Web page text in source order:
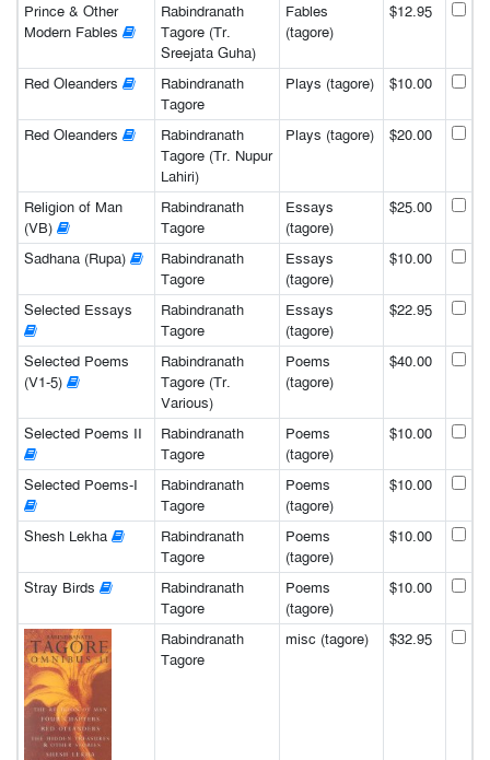
Prince & Other
Modern Fables
Rabindranath
Tagore (Tr.
Sreejata Guha)
Fables
(tagore)
$12.95
Red Oleanders
Rabindranath
Tagore
Plays (tagore) $10.00
Red Oleanders
Rabindranath
Tagore (Tr. Nupur
Lahiri)
Plays (tagore) $20.00
Religion of Man
(VB)
Rabindranath
Tagore
Essays
(tagore)
$25.00
Sadhana (Rupa)
Rabindranath
Tagore
Essays
(tagore)
$10.00
Selected Essays
Rabindranath
Tagore
Essays
(tagore)
$22.95
Selected Poems
(V1-5)
Rabindranath
Tagore (Tr.
Various)
Poems
(tagore)
$40.00
Selected Poems II
Rabindranath
Tagore
Poems
(tagore)
$10.00
Selected Poems-I
Rabindranath
Tagore
Poems
(tagore)
$10.00
Shesh Lekha
Rabindranath
Tagore
Poems
(tagore)
$10.00
Stray Birds
Rabindranath
Tagore
Poems
(tagore)
$10.00
Rabindranath
Tagore
misc (tagore) $32.95